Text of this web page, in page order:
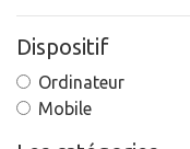
Dispositif
Ordinateur
Mobile